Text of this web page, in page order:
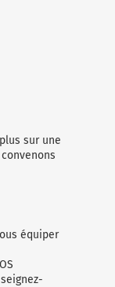
sur une
équiper